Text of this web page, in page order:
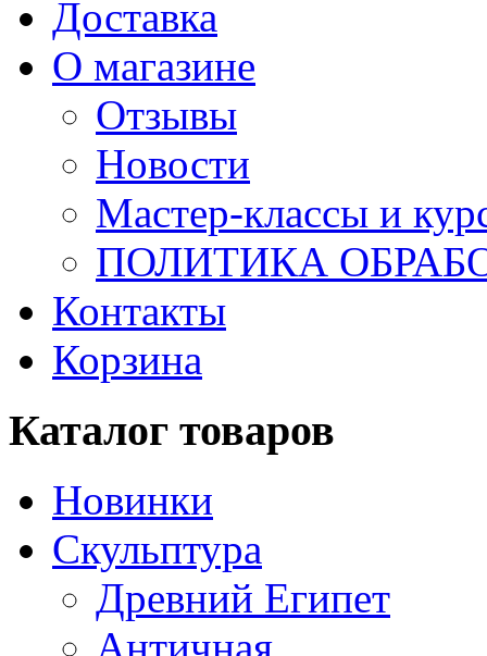
Доставка
О магазине
Отзывы
Новости
Мастер-классы и
ПОЛИТИКА
Контакты
Корзина
Каталог товаров
Новинки
Скульптура
Древний Египет